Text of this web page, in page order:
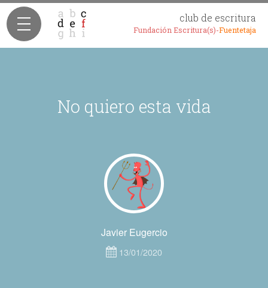
club de escritura
Fundación Escritura(s)-Fuentetaja
No quiero esta vida
Javier Eugercio
13/01/2020